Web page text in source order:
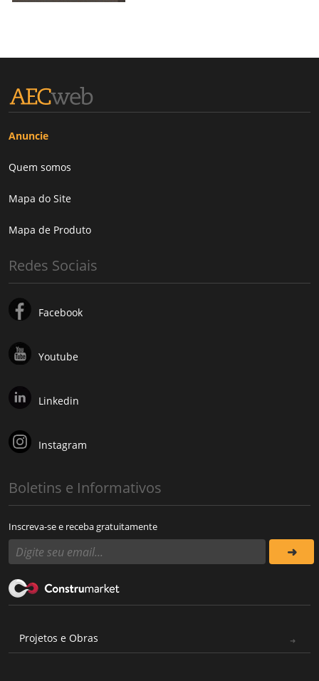
Anuncie
Quem somos
Mapa do Site
Mapa de Produto
Redes Sociais
Facebook
Youtube
Linkedin
Instagram
Boletins e Informativos
Inscreva-se e receba gratuitamente
Projetos e Obras